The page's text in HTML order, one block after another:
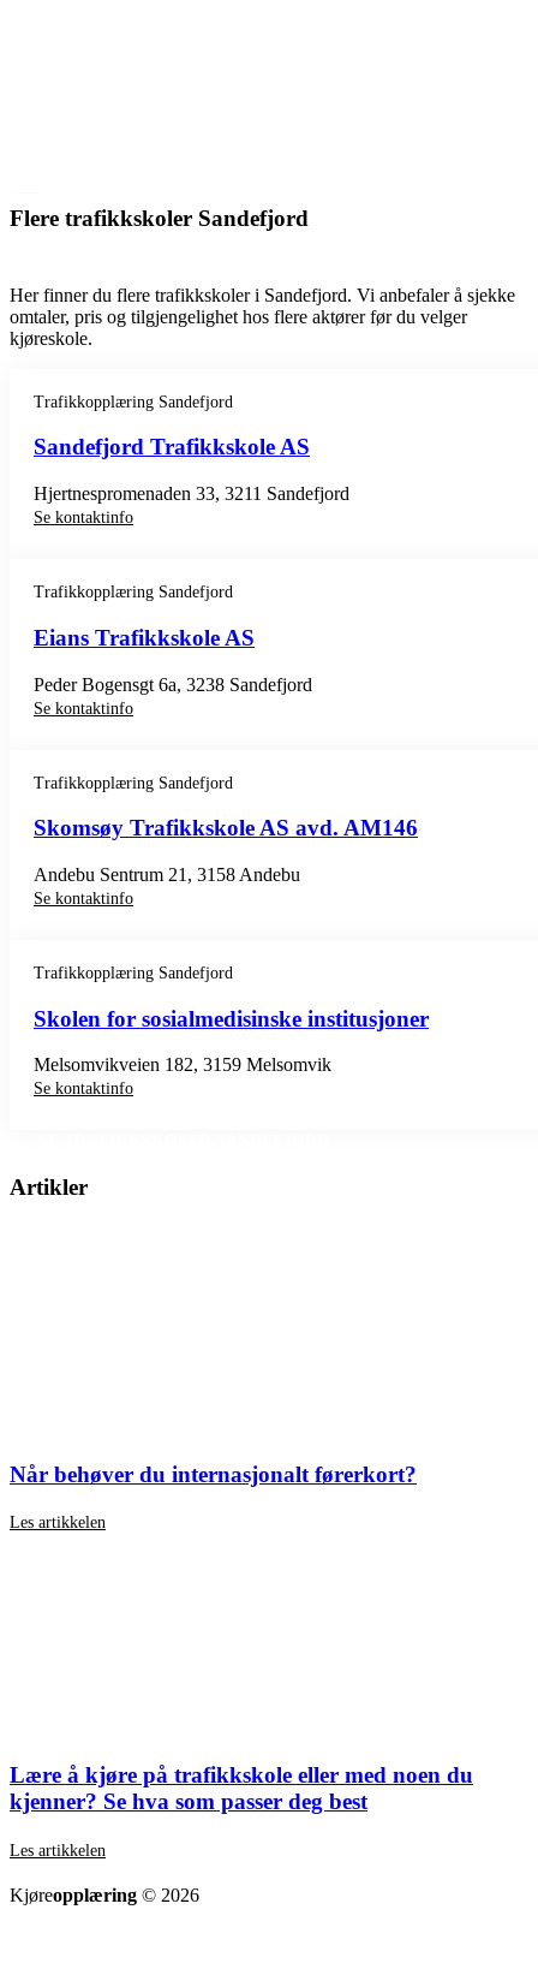
Flere trafikkskoler Sandefjord
Her finner du flere trafikkskoler i Sandefjord. Vi anbefaler å sjekke
omtaler, pris og tilgjengelighet hos flere aktører før du velger
kjøreskole.
Trafikkopplæring Sandefjord
Sandefjord Trafikkskole AS
Hjertnespromenaden 33, 3211 Sandefjord
Se kontaktinfo
Trafikkopplæring Sandefjord
Eians Trafikkskole AS
Peder Bogensgt 6a, 3238 Sandefjord
Se kontaktinfo
Trafikkopplæring Sandefjord
Skomsøy Trafikkskole AS avd. AM146
Andebu Sentrum 21, 3158 Andebu
Se kontaktinfo
Trafikkopplæring Sandefjord
Skolen for sosialmedisinske institusjoner
Melsomvikveien 182, 3159 Melsomvik
Se kontaktinfo
Artikler
Når behøver du internasjonalt førerkort?
Les artikkelen
Lære å kjøre på trafikkskole eller med noen du
kjenner? Se hva som passer deg best
Les artikkelen
Kjøreopplæring © 2026